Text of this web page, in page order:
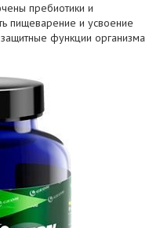
пребиотики и
пищеварение и усвоение
функции организма